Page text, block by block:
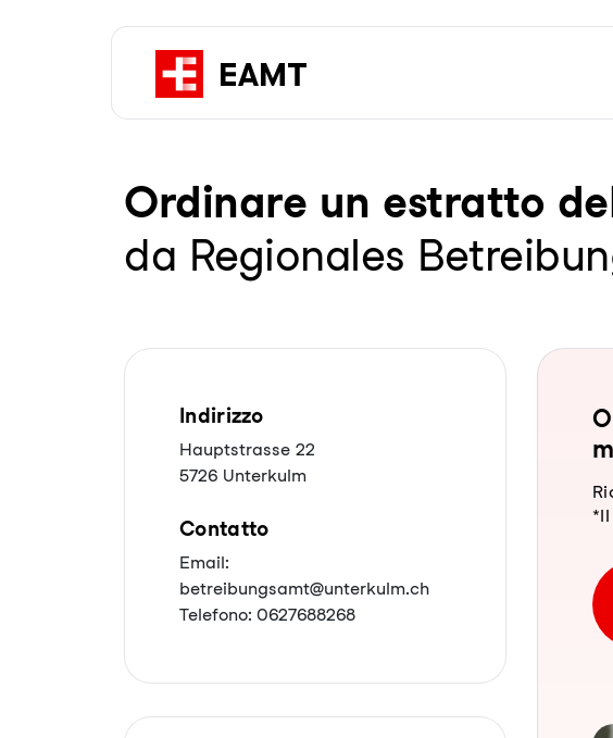
Or­di­na­re un es­trat­to
da Regionales
Indirizzo
Hauptstrasse 22
5726 Unterkulm
Contatto
Email:
betreibungsamt@unterkulm.ch
Telefono: 0627688268